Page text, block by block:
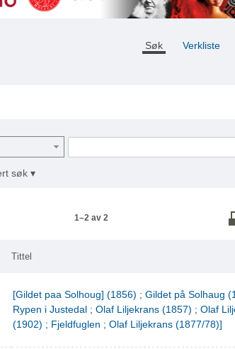
Søk Verkliste
søk ▾
1–2 av 2
Tittel
[Gildet paa Solhoug] (1856) ; Gildet på Solhaug
Rypen i Justedal ; Olaf Liljekrans (1857) ; Olaf
(1902) ; Fjeldfuglen ; Olaf Liljekrans (1877/78)]